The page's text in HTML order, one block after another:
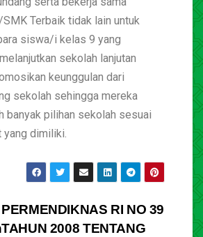
Terbaik tidak lain untuk
siswa/i kelas 9 yang
sekolah lanjutan
keunggulan dari
sekolah sehingga mereka
banyak pilihan sekolah sesuai
yang dimiliki.
PERMENDIKNAS RI NO 39
TAHUN 2008 TENTANG